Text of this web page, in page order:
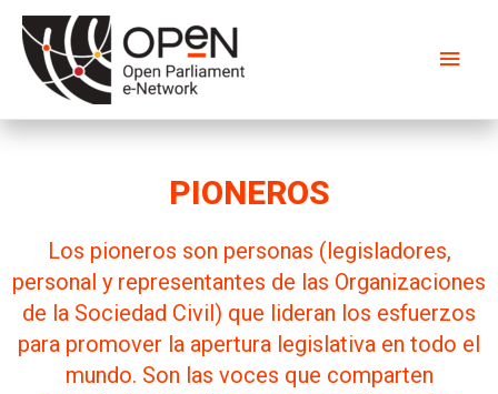
PIONEROS
Los pioneros son personas (legisladores,
personal y representantes de las Organizaciones
de la Sociedad Civil) que lideran los esfuerzos
para promover la apertura legislativa en todo el
mundo. Son las voces que comparten